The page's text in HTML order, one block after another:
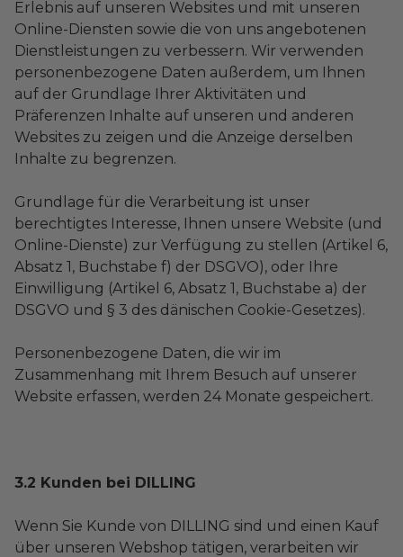
Erlebnis auf unseren Websites und mit unseren
Online-Diensten sowie die von uns angebotenen
Dienstleistungen zu verbessern. Wir verwenden
personenbezogene Daten außerdem, um Ihnen
auf der Grundlage Ihrer Aktivitäten und
Präferenzen Inhalte auf unseren und anderen
Websites zu zeigen und die Anzeige derselben
Inhalte zu begrenzen.
Grundlage für die Verarbeitung ist unser
berechtigtes Interesse, Ihnen unsere Website (und
Online-Dienste) zur Verfügung zu stellen (Artikel 6,
Absatz 1, Buchstabe f) der DSGVO), oder Ihre
Einwilligung (Artikel 6, Absatz 1, Buchstabe a) der
DSGVO und § 3 des dänischen Cookie-Gesetzes).
Personenbezogene Daten, die wir im
Zusammenhang mit Ihrem Besuch auf unserer
Website erfassen, werden 24 Monate gespeichert.
3.2 Kunden bei DILLING
Wenn Sie Kunde von DILLING sind und einen Kauf
über unseren Webshop tätigen, verarbeiten wir